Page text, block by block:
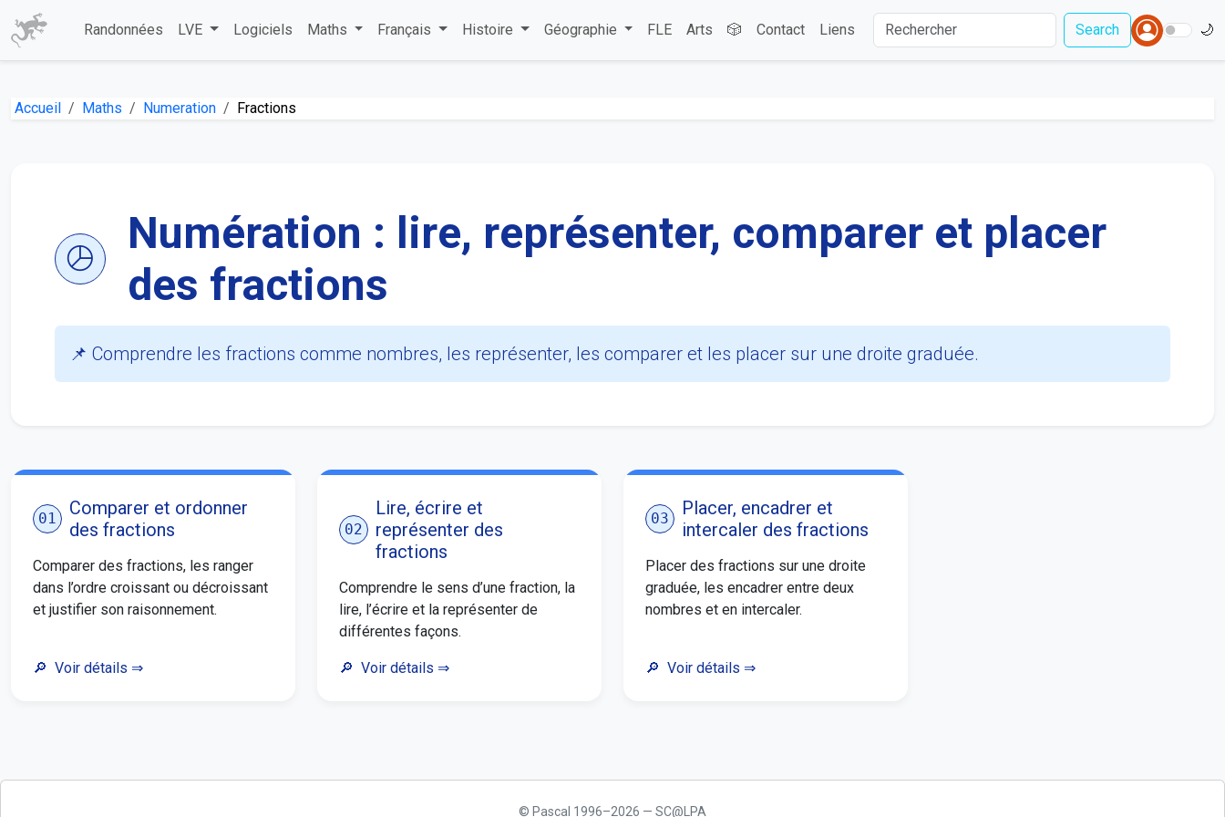
Randonnées LVE Logiciels Maths Français Histoire Géographie FLE Arts 🎲 Contact Liens Search 🌙
Accueil Maths Numeration Fractions
Numération : lire, représenter, comparer et placer
des fractions
📌 Comprendre les fractions comme nombres, les représenter, les comparer et les placer sur une droite graduée.
01
Comparer et ordonner
des fractions
Comparer des fractions, les ranger
dans l’ordre croissant ou décroissant
et justifier son raisonnement.
Voir détails ⇒
02
Lire, écrire et
représenter des
fractions
Comprendre le sens d’une fraction, la
lire, l’écrire et la représenter de
différentes façons.
Voir détails ⇒
03
Placer, encadrer et
intercaler des fractions
Placer des fractions sur une droite
graduée, les encadrer entre deux
nombres et en intercaler.
Voir détails ⇒
© Pascal 1996–2026 — SC@LPA